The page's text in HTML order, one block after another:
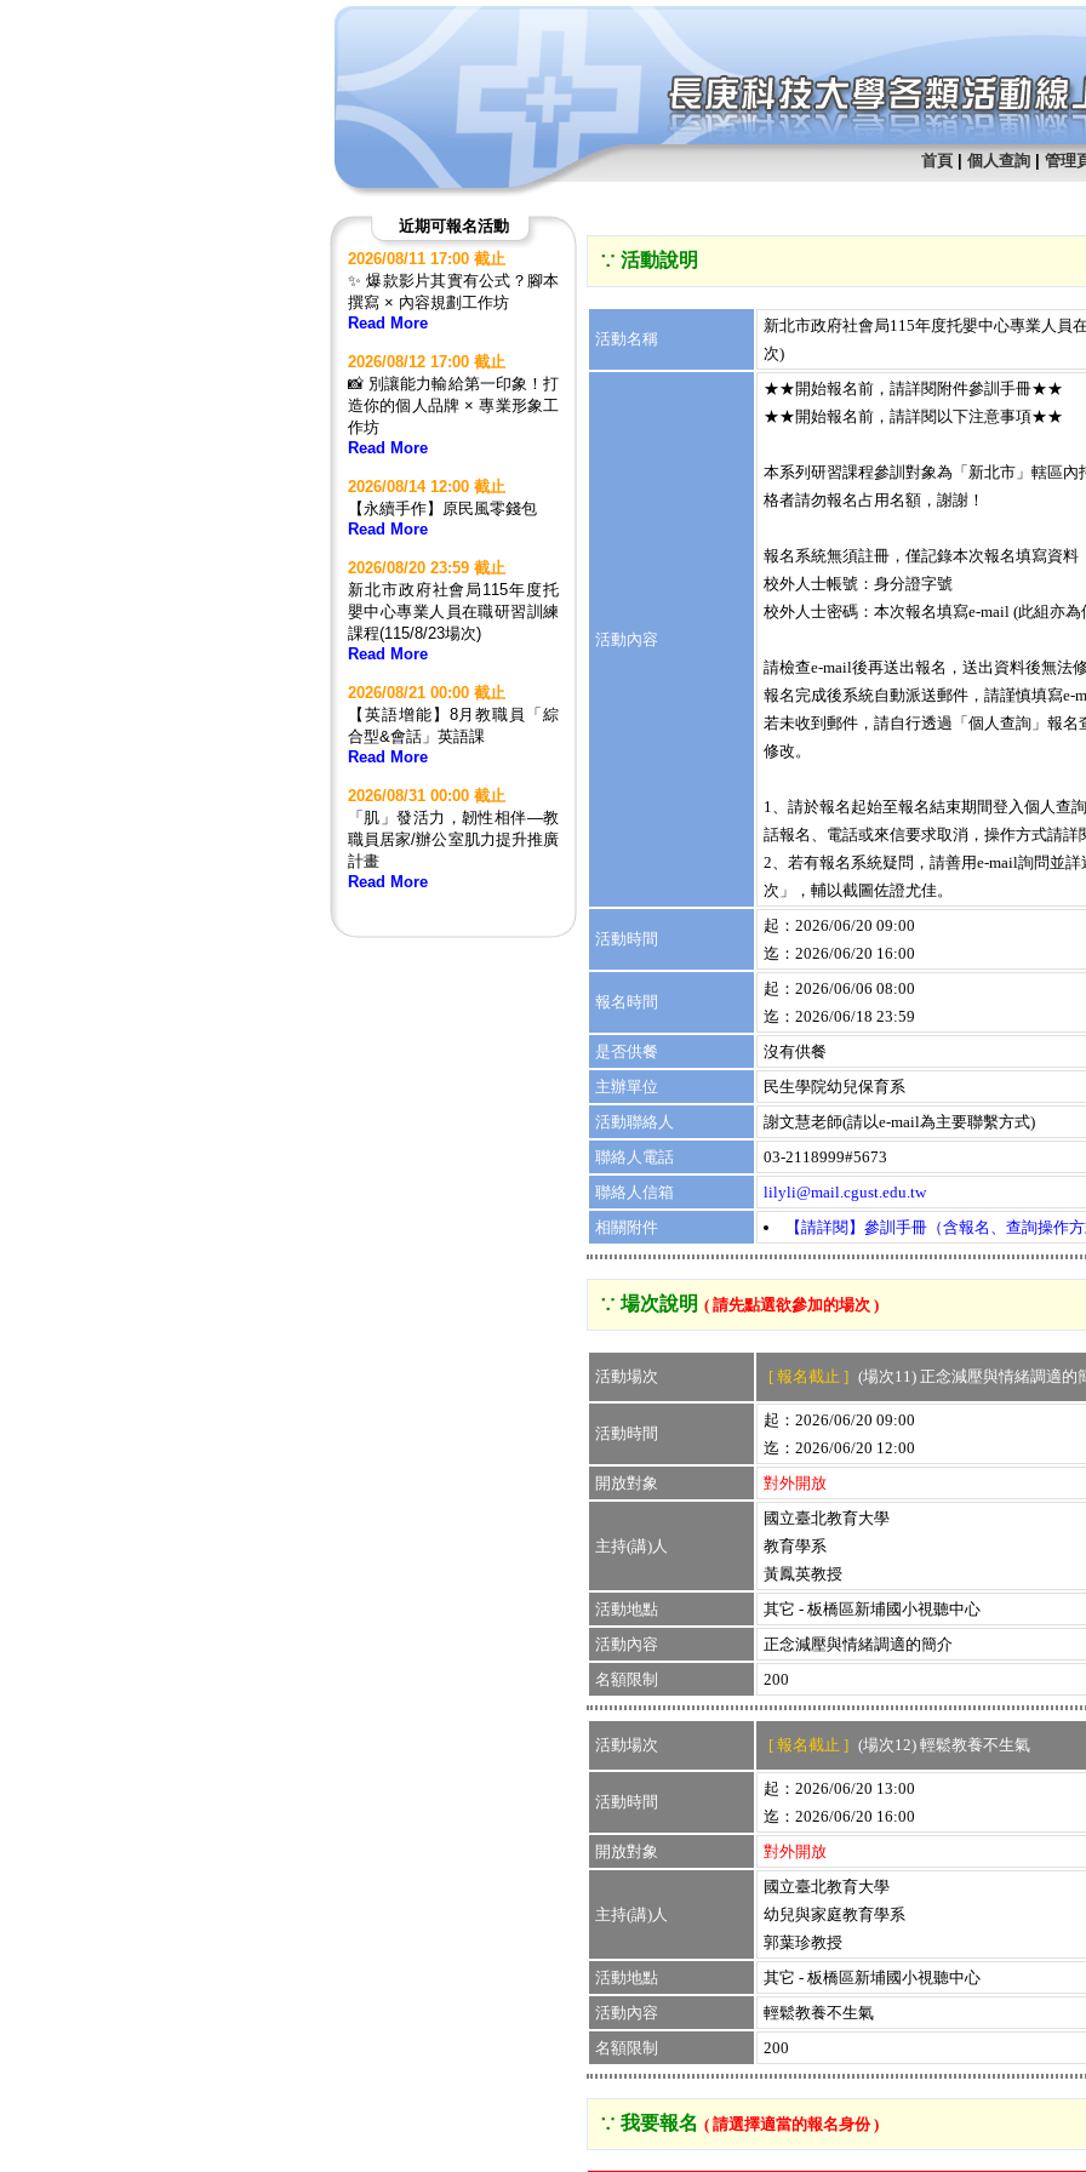
首頁 個人查詢 管理
近期可報名活動
2026/08/11 17:00 截止
✨ 爆款影片其實有公式？腳本
撰寫 × 內容規劃工作坊
Read More
2026/08/12 17:00 截止
📸 別讓能力輸給第一印象！打
造你的個人品牌 × 專業形象工
作坊
Read More
2026/08/14 12:00 截止
【永續手作】原民風零錢包
Read More
2026/08/20 23:59 截止
新北市政府社會局115年度托
嬰中心專業人員在職研習訓練
課程(115/8/23場次)
Read More
2026/08/21 00:00 截止
【英語增能】8月教職員「綜
合型&會話」英語課
Read More
2026/08/31 00:00 截止
「肌」發活力，韌性相伴—教
職員居家/辦公室肌力提升推廣
計畫
Read More
∵ 活動說明
活動名稱
新北市政府社會局115年度托嬰中心專業人員
次)
活動內容
★★開始報名前，請詳閱附件參訓手冊★★
★★開始報名前，請詳閱以下注意事項★★
本系列研習課程參訓對象為「新北市」轄區內
格者請勿報名占用名額，謝謝！
報名系統無須註冊，僅記錄本次報名填寫資料
校外人士帳號：身分證字號
校外人士密碼：本次報名填寫e-mail (此組亦
請檢查e-mail後再送出報名，送出資料後無法修
報名完成後系統自動派送郵件，請謹慎填寫e-
若未收到郵件，請自行透過「個人查詢」報
修改。
1、請於報名起始至報名結束期間登入個人查
話報名、電話或來信要求取消，操作方式請詳
2、若有報名系統疑問，請善用e-mail詢問並
次」，輔以截圖佐證尤佳。
活動時間
起：2026/06/20 09:00
迄：2026/06/20 16:00
報名時間
起：2026/06/06 08:00
迄：2026/06/18 23:59
是否供餐
沒有供餐
主辦單位
民生學院幼兒保育系
活動聯絡人
謝文慧老師(請以e-mail為主要聯繫方式)
聯絡人電話
03-2118999#5673
聯絡人信箱
lilyli@mail.cgust.edu.tw
相關附件
【請詳閱】參訓手冊（含報名、查詢操作方
∵ 場次說明 ( 請先點選欲參加的場次 )
活動場次 [ 報名截止 ] (場次11) 正念減壓與情緒調適的
活動時間
起：2026/06/20 09:00
迄：2026/06/20 12:00
開放對象
對外開放
主持(講)人
國立臺北教育大學
教育學系
黃鳳英教授
活動地點
其它 - 板橋區新埔國小視聽中心
活動內容
正念減壓與情緒調適的簡介
名額限制
200
活動場次 [ 報名截止 ] (場次12) 輕鬆教養不生氣
活動時間
起：2026/06/20 13:00
迄：2026/06/20 16:00
開放對象
對外開放
主持(講)人
國立臺北教育大學
幼兒與家庭教育學系
郭葉珍教授
活動地點
其它 - 板橋區新埔國小視聽中心
活動內容
輕鬆教養不生氣
名額限制
200
∵ 我要報名 ( 請選擇適當的報名身份 )